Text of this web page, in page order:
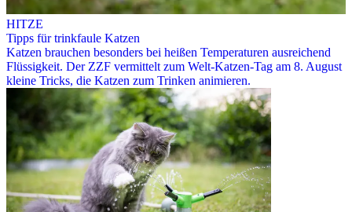
HITZE
Tipps für trinkfaule Katzen
Katzen brauchen besonders bei heißen Temperaturen ausreichend
Flüssigkeit. Der ZZF vermittelt zum Welt-Katzen-Tag am 8. August
kleine Tricks, die Katzen zum Trinken animieren.